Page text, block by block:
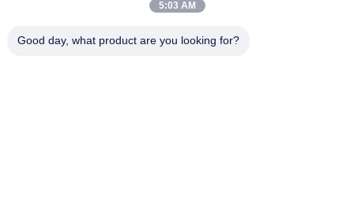
5:03 AM
Good day, what product are you looking for?